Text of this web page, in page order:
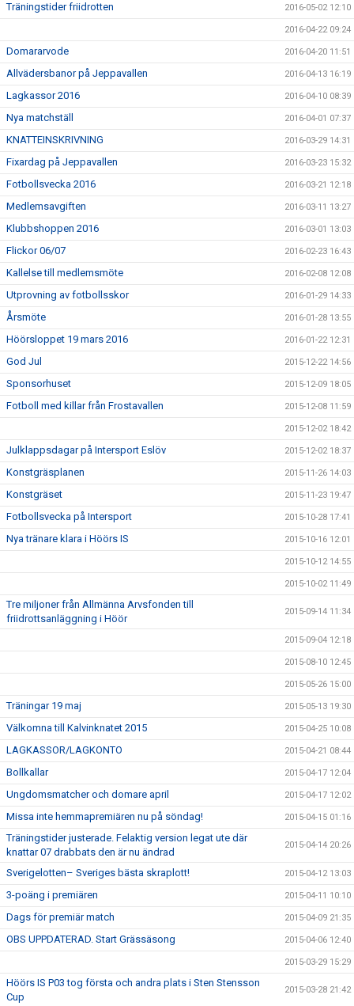
Träningstider friidrotten 2016-05-02 12:10
2016-04-22 09:24
Domararvode 2016-04-20 11:51
Allvädersbanor på Jeppavallen 2016-04-13 16:19
Lagkassor 2016 2016-04-10 08:39
Nya matchställ 2016-04-01 07:37
KNATTEINSKRIVNING 2016-03-29 14:31
Fixardag på Jeppavallen 2016-03-23 15:32
Fotbollsvecka 2016 2016-03-21 12:18
Medlemsavgiften 2016-03-11 13:27
Klubbshoppen 2016 2016-03-01 13:03
Flickor 06/07 2016-02-23 16:43
Kallelse till medlemsmöte 2016-02-08 12:08
Utprovning av fotbollsskor 2016-01-29 14:33
Årsmöte 2016-01-28 13:55
Höörsloppet 19 mars 2016 2016-01-22 12:31
God Jul 2015-12-22 14:56
Sponsorhuset 2015-12-09 18:05
Fotboll med killar från Frostavallen 2015-12-08 11:59
2015-12-02 18:42
Julklappsdagar på Intersport Eslöv 2015-12-02 18:37
Konstgräsplanen 2015-11-26 14:03
Konstgräset 2015-11-23 19:47
Fotbollsvecka på Intersport 2015-10-28 17:41
Nya tränare klara i Höörs IS 2015-10-16 12:01
2015-10-12 14:55
2015-10-02 11:49
Tre miljoner från Allmänna Arvsfonden till
friidrottsanläggning i Höör
2015-09-14 11:34
2015-09-04 12:18
2015-08-10 12:45
2015-05-26 15:00
Träningar 19 maj 2015-05-13 19:30
Välkomna till Kalvinknatet 2015 2015-04-25 10:08
LAGKASSOR/LAGKONTO 2015-04-21 08:44
Bollkallar 2015-04-17 12:04
Ungdomsmatcher och domare april 2015-04-17 12:02
Missa inte hemmapremiären nu på söndag! 2015-04-15 01:16
Träningstider justerade. Felaktig version legat ute där
knattar 07 drabbats den är nu ändrad
2015-04-14 20:26
Sverigelotten– Sveriges bästa skraplott! 2015-04-12 13:03
3-poäng i premiären 2015-04-11 10:10
Dags för premiär match 2015-04-09 21:35
OBS UPPDATERAD. Start Grässäsong 2015-04-06 12:40
2015-03-29 15:29
Höörs IS P03 tog första och andra plats i Sten Stensson
Cup
2015-03-28 21:42